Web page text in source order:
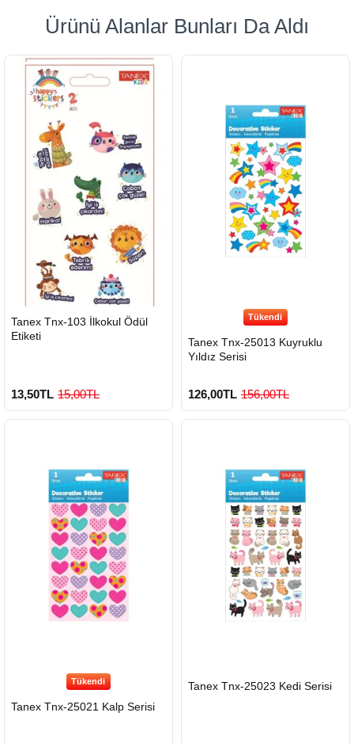
Ürünü Alanlar Bunları Da Aldı
GÖNDERİ
Tanex Tnx-103 İlkokul Ödül
Etiketi
13,50TL 15,00TL
Tükendi
Tanex Tnx-25013 Kuyruklu
Yıldız Serisi
126,00TL 156,00TL
Tükendi
Tanex Tnx-25021 Kalp Serisi
GÖNDERİ
Tanex Tnx-25023 Kedi Serisi